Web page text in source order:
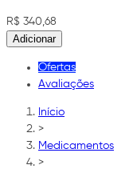
R$ 340,68
Adicionar
Ofertas
Avaliações
Início
>
Medicamentos
>